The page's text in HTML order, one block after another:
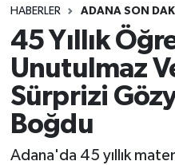
HABERLER ADANA SON
45 Yıllık
Unutulmaz
Sürprizi
Boğdu
Adana'da 45 yıllık